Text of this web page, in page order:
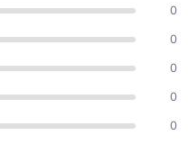
0
0
0
0
0